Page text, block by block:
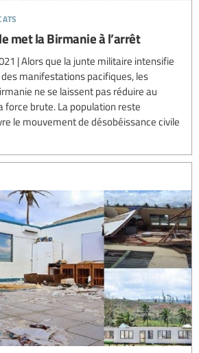
met la Birmanie à l’arrêt
| Alors que la junte militaire intensifie
manifestations pacifiques, les
ne se laissent pas réduire au
force brute. La population reste
le mouvement de désobéissance civile